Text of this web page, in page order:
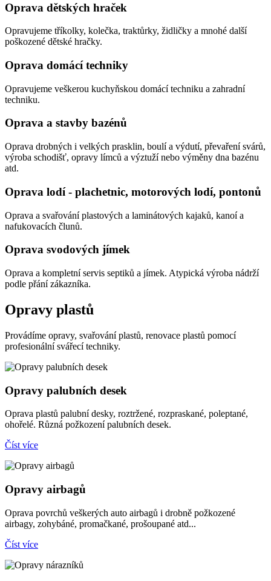
Oprava dětských hraček
Opravujeme tříkolky, kolečka, traktůrky, židličky a mnohé další
poškozené dětské hračky.
Oprava domácí techniky
Opravujeme veškerou kuchyňskou domácí techniku a zahradní
techniku.
Oprava a stavby bazénů
Oprava drobných i velkých prasklin, boulí a výdutí, převaření svárů,
výroba schodišť, opravy límců a výztuží nebo výměny dna bazénu
atd.
Oprava lodí - plachetnic, motorových lodí, pontonů
Oprava a svařování plastových a laminátových kajaků, kanoí a
nafukovacích člunů.
Oprava svodových jímek
Oprava a kompletní servis septiků a jímek. Atypická výroba nádrží
podle přání zákazníka.
Opravy plastů
Provádíme opravy, svařování plastů, renovace plastů pomocí
profesionální svářecí techniky.
Opravy palubních desek
Oprava plastů palubní desky, roztržené, rozpraskané, poleptané,
ohořelé. Různá požkození palubních desek.
Číst více
Opravy airbagů
Oprava povrchů veškerých auto airbagů i drobně požkozené
airbagy, zohybáné, promačkané, prošoupané atd...
Číst více